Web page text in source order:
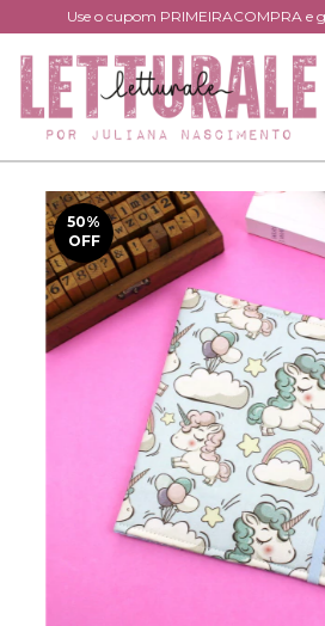
Use o cupom PRIMEIRACOMPRA e
50%
OFF